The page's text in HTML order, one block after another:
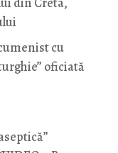
cu
oficiată